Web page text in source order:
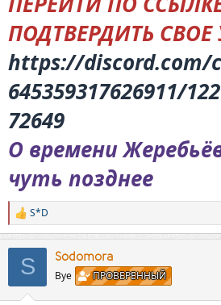
ПОДТВЕРДИТЬ СВОЕ
https://discord.com/
645359317626911/
72649
О времени
чуть позднее
Р
е
S*D
S Sodomora
Bye ПРОВЕРЕННЫЙ